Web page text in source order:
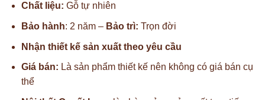
Chất liệu: Gỗ tự nhiên
Bảo hành: 2 năm – Bảo trì: Trọn đời
Nhận thiết kế sản xuất theo yêu cầu
Giá bán: Là sản phẩm thiết kế nên không có giá bán cụ
thể